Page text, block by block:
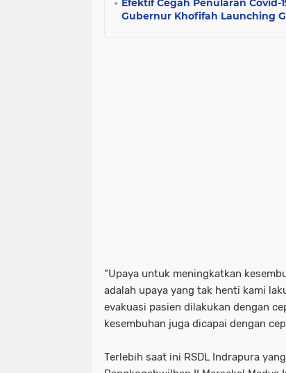
Gubernur Khofifah Launching
“Upaya untuk meningkatkan
adalah upaya yang tak henti kami
evakuasi pasien dilakukan dengan
kesembuhan juga dicapai dengan
Terlebih saat ini RSDL Indrapura